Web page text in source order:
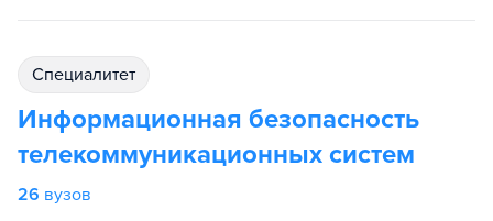
специалитет
Информационная безопасность
телекоммуникационных систем
26 вузов